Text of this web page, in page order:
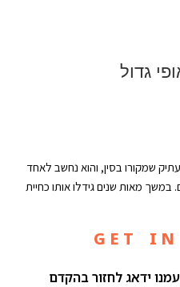
גדול
שמקורו בסין, והוא נחשב לאחד
מאות שנים גידלו אותו כחיית
G E T I N
ידאג לחזור בהקדם